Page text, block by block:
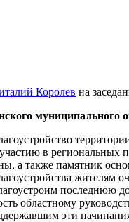
Королев на
муниципального
в
а также памятник
последнюю
областному
эти